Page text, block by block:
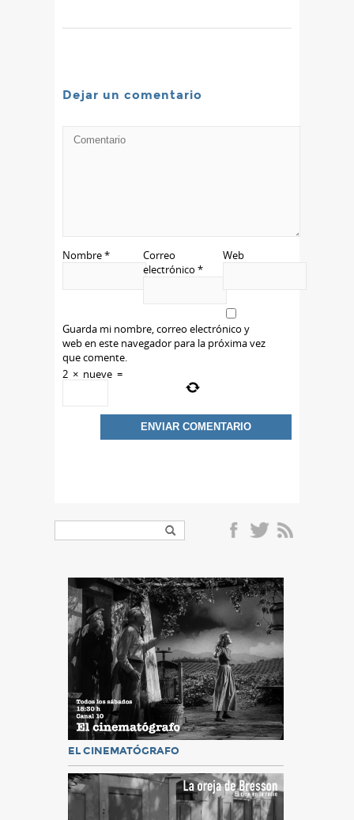
Dejar un comentario
Nombre*
Correo
electrónico *
Web
Guarda mi nombre, correo electrónico y
web en este navegador para la próxima vez
que comente.
2 × nueve =
EL CINEMATÓGRAFO